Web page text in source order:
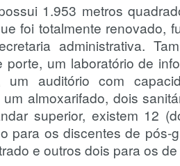
1.953 metros
foi totalmente renovado,
administrativa.
porte, um laboratório de
um auditório com
almoxarifado, dois
superior, existem 12
para os discentes de pós-
e outros dois para os